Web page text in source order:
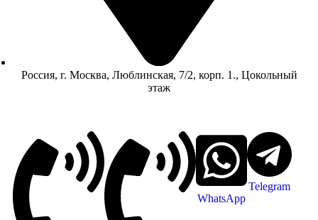
Россия, г. Москва, Люблинская, 7/2, корп. 1., Цокольный
этаж
WhatsApp
Telegram